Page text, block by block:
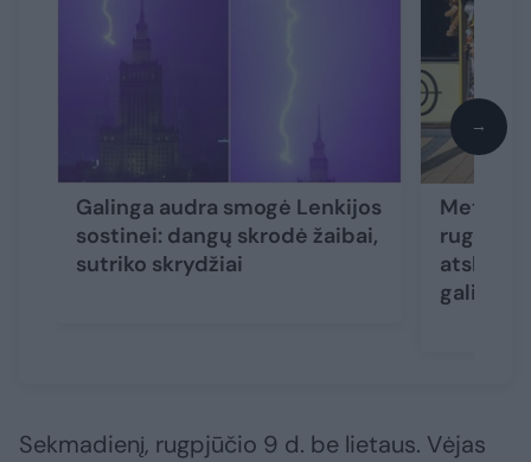
Galinga audra smogė Lenkijos
sostinei: dangų skrodė žaibai,
sutriko skrydžiai
gali
→
Sekmadienį, rugpjūčio 9 d. be lietaus. Vėjas